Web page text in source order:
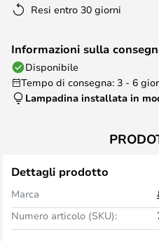
Resi entro 30 giorni
Informazioni sulla
Disponibile
Tempo di consegna: 3 - 6
Lampadina installata in
Dettagli prodotto
Marca
Numero articolo (SKU):